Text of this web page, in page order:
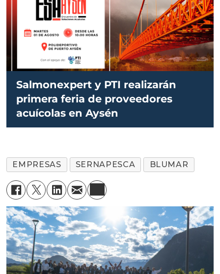
Salmonexpert y PTI realizarán
primera feria de proveedores
acuícolas en Aysén
EMPRESAS SERNAPESCA BLUMAR